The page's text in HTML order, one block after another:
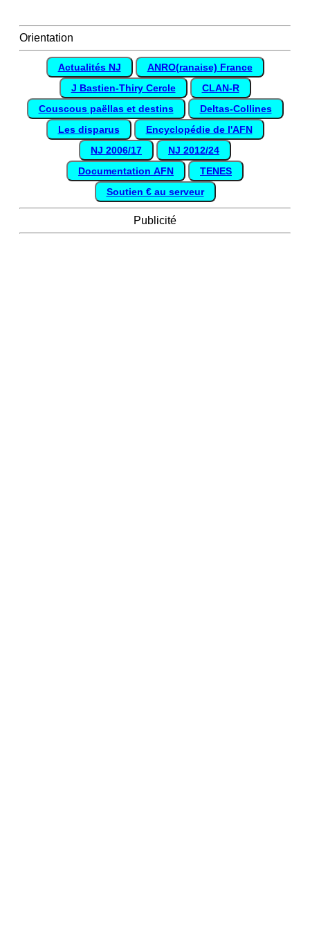
Orientation
Actualités NJ
ANRO(ranaise) France
J Bastien-Thiry Cercle
CLAN-R
Couscous paëllas et destins
Deltas-Collines
Les disparus
Encyclopédie de l'AFN
NJ 2006/17
NJ 2012/24
Documentation AFN
TENES
Soutien € au serveur
Publicité